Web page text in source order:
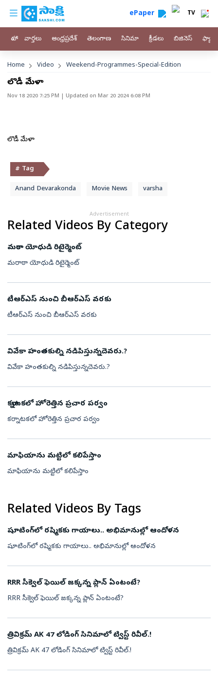
Skip to main content
custom menu ePaper TV
హోం వార్తలు ఆంధ్రప్రదేశ్ తెలంగాణ సినిమా క్రీడలు బిజినెస్
Breadcrumb
Home Video Weekend-Programmes-Special-Edition
మెలొడీ మేళా
Nov 18 2020 7:25 PM | Updated on Mar 20 2024 6:08 PM
మెలొడీ మేళా
# Tag
Anand Devarakonda Movie News varsha
Advertisement
Related Videos By Category
మరాఠా యోధుడి రిటైర్మెంట్
మరాఠా యోధుడి రిటైర్మెంట్
టీఆర్ఎస్ నుంచి బీఆర్ఎస్ వరకు
టీఆర్ఎస్ నుంచి బీఆర్ఎస్ వరకు
వివేకా హంతకుల్ని నడిపిస్తున్నదెవరు.?
వివేకా హంతకుల్ని నడిపిస్తున్నదెవరు.?
కర్నాటకలో హోరెత్తిన ప్రచార పర్వం
కర్నాటకలో హోరెత్తిన ప్రచార పర్వం
మాఫియాను మట్టిలో కలిపేస్తాం
మాఫియాను మట్టిలో కలిపేస్తాం
Related Videos By Tags
షూటింగ్‌లో రష్మికకు గాయాలు.. అభిమానుల్లో ఆందోళన
షూటింగ్‌లో రష్మికకు గాయాలు.. అభిమానుల్లో ఆందోళన
RRR సీక్వెల్ ఫెయిల్ జక్కన్న ప్లాన్ ఏంటంటే?
RRR సీక్వెల్ ఫెయిల్ జక్కన్న ప్లాన్ ఏంటంటే?
త్రివిక్రమ్ AK 47 లోడింగ్ సినిమాలో ట్విస్ట్ రివీల్.!
త్రివిక్రమ్ AK 47 లోడింగ్ సినిమాలో ట్విస్ట్ రివీల్.!